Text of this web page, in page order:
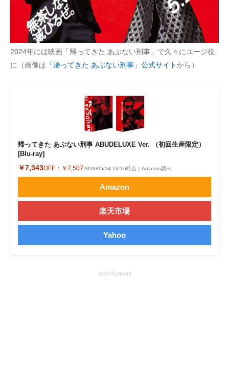
企業ITのトレンドを詳説
経営リーダーのコミュニティ
マーケ×ITの今がよく分かる
企業向けIT製品の総合サイト
IT製品の技術・比較・事例
製造業のIT導入・活用を支援
モノづくり技術者専門サイト
2024年には映画「帰ってきた あぶない刑事」で久々にユージ役
に（画像は 「帰ってきた あぶない刑事」公式サイトから）
帰ってきた あぶない刑事 ABUDELUXE Ver. （初回生産限定）
[Blu-ray]
￥7,343OFF： ￥7,5072026/05/14 13:16時点｜Amazon調べ
Amazon
楽天市場
Yahoo
advertisement